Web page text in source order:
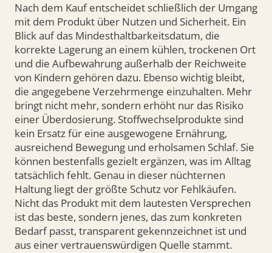
Nach dem Kauf entscheidet schließlich der Umgang
mit dem Produkt über Nutzen und Sicherheit. Ein
Blick auf das Mindesthaltbarkeitsdatum, die
korrekte Lagerung an einem kühlen, trockenen Ort
und die Aufbewahrung außerhalb der Reichweite
von Kindern gehören dazu. Ebenso wichtig bleibt,
die angegebene Verzehrmenge einzuhalten. Mehr
bringt nicht mehr, sondern erhöht nur das Risiko
einer Überdosierung. Stoffwechselprodukte sind
kein Ersatz für eine ausgewogene Ernährung,
ausreichend Bewegung und erholsamen Schlaf. Sie
können bestenfalls gezielt ergänzen, was im Alltag
tatsächlich fehlt. Genau in dieser nüchternen
Haltung liegt der größte Schutz vor Fehlkäufen.
Nicht das Produkt mit dem lautesten Versprechen
ist das beste, sondern jenes, das zum konkreten
Bedarf passt, transparent gekennzeichnet ist und
aus einer vertrauenswürdigen Quelle stammt.